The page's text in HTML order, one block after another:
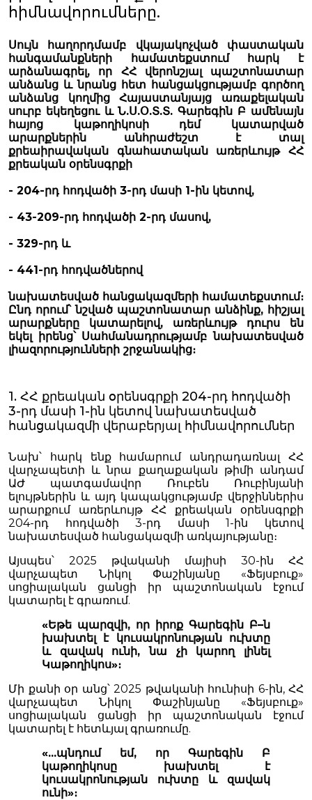
հիմնավորումները.
Սույն հաղորդմամբ վկայակոչված փաստական
հանգամանքների համատեքստում հարկ է
արձանագրել, որ ՀՀ վերոնշյալ պաշտոնատար
անձանց և նրանց հետ հանցակցությամբ գործող
անձանց կողմից Հայաստանյայց առաքելական
սուրբ եկեղեցու և Ն.Ս.Օ.Տ.Տ. Գարեգին Բ ամենայն
հայոց կաթողիկոսի դեմ կատարված
արարքներին անհրաժեշտ է տալ
քրեաիրավական գնահատական առերևույթ ՀՀ
քրեական օրենսգրքի
- 204-րդ հոդվածի 3-րդ մասի 1-ին կետով,
- 43-209-րդ հոդվածի 2-րդ մասով,
- 329-րդ և
- 441-րդ հոդվածներով
նախատեսված հանցակազմերի համատեքստում։
Ընդ որում՝ նշված պաշտոնատար անձինք, հիշյալ
արարքները կատարելով, առերևույթ դուրս են
եկել իրենց՝ Սահմանադրությամբ նախատեսված
լիազորությունների շրջանակից։
1. ՀՀ քրեական օրենսգրքի 204-րդ հոդվածի
3-րդ մասի 1-ին կետով նախատեսված
հանցակազմի վերաբերյալ հիմնավորումներ
Նախ՝ հարկ ենք համարում անդրադառնալ ՀՀ
վարչապետի և նրա քաղաքական թիմի անդամ
ԱԺ պատգամավոր Ռուբեն Ռուբինյանի
ելույթներին և այդ կապակցությամբ վերջիններիս
արարքում առերևույթ ՀՀ քրեական օրենսգրքի
204-րդ հոդվածի 3-րդ մասի 1-ին կետով
նախատեսված հանցակազմի առկայությանը։
Այսպես՝ 2025 թվականի մայիսի 30-ին ՀՀ
վարչապետ Նիկոլ Փաշինյանը «Ֆեյսբուք»
սոցիալական ցանցի իր պաշտոնական էջում
կատարել է գրառում.
«Եթե պարզվի, որ իրոք Գարեգին Բ–ն
խախտել է կուսակրոնության ուխտը
և զավակ ունի, նա չի կարող լինել
Կաթողիկոս»։
Մի քանի օր անց՝ 2025 թվականի հունիսի 6-ին, ՀՀ
վարչապետ Նիկոլ Փաշինյանը «Ֆեյսբուք»
սոցիալական ցանցի իր պաշտոնական էջում
կատարել է հետևյալ գրառումը.
«...պնդում եմ, որ Գարեգին Բ
կաթողիկոսը խախտել է
կուսակրոնության ուխտը և զավակ
ունի»։